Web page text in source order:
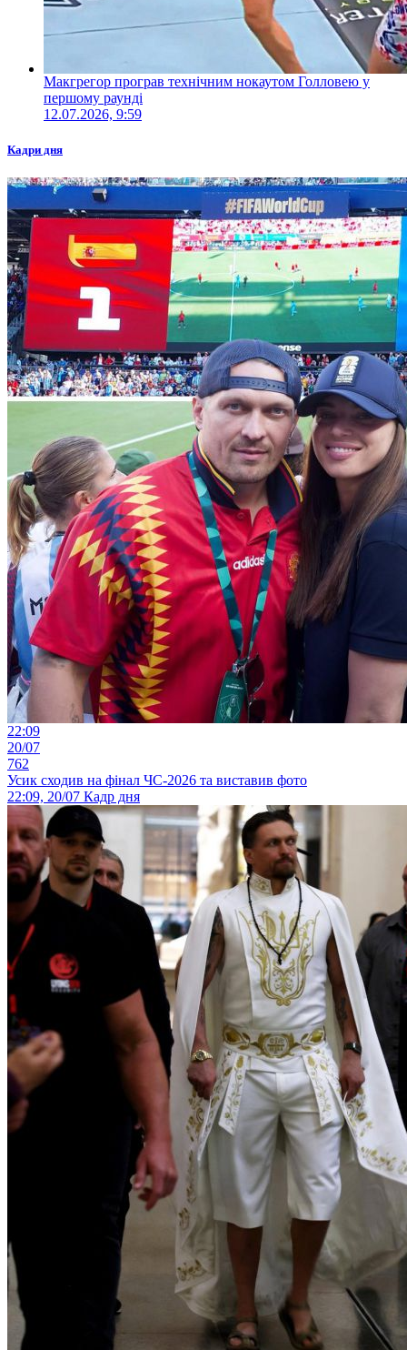
Макгрегор програв технічним нокаутом Голловею у
першому раунді
12.07.2026, 9:59
Кадри дня
22:09
20/07
762
Усик сходив на фінал ЧС-2026 та виставив фото
22:09, 20/07 Кадр дня